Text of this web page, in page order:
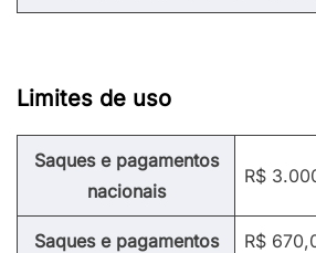
Limites de uso
Saques e pagamentos
nacionais
R$
Saques e pagamentos
R$